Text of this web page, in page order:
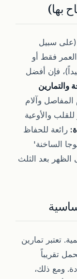
بها)
(على سبيل
فقط أو
فإن أفضل
والتمارين
وآلام
والأوعية
رائعة للحفاظ
الساخنة'
الظهر بعد الثلث
تعتبر تمارين
تقريباً
ومع ذلك،